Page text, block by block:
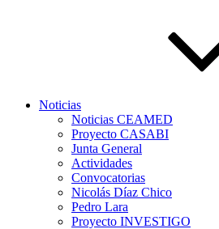
Noticias
Noticias CEAMED
Proyecto CASABI
Junta General
Actividades
Convocatorias
Nicolás Díaz Chico
Pedro Lara
Proyecto INVESTIGO